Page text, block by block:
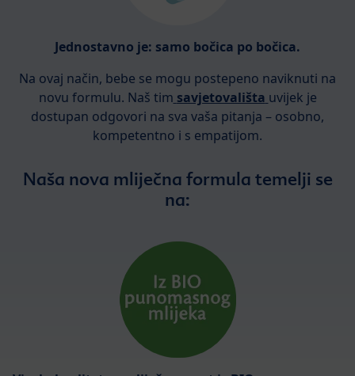
Jednostavno je: samo bočica po bočica.
Na ovaj način, bebe se mogu postepeno naviknuti na
novu formulu. Naš tim savjetovališta uvijek je
dostupan odgovori na sva vaša pitanja – osobno,
kompetentno i s empatijom.
Naša nova mliječna formula temelji se
na: